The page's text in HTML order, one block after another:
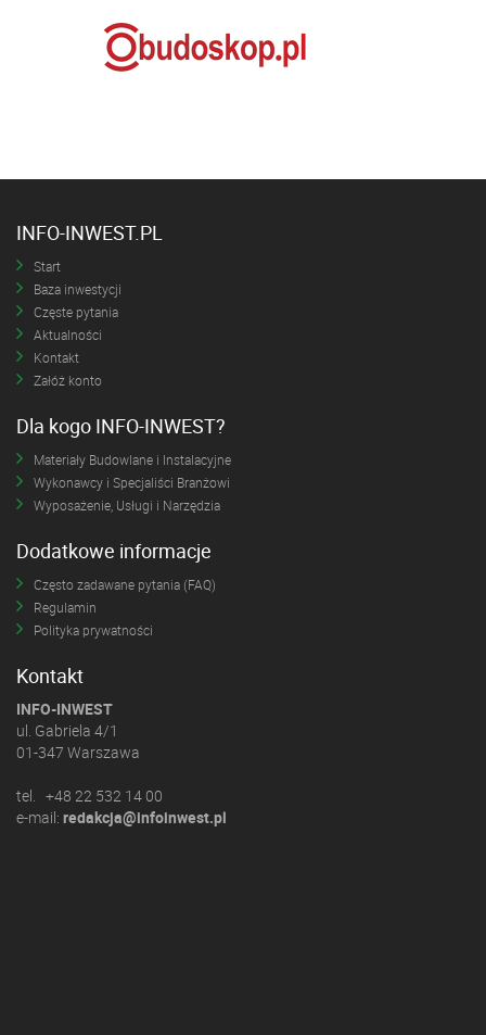
INFO-INWEST.PL
Start
Baza inwestycji
Częste pytania
Aktualności
Kontakt
Załóż konto
Dla kogo INFO-INWEST?
Materiały Budowlane i Instalacyjne
Wykonawcy i Specjaliści Branżowi
Wyposażenie, Usługi i Narzędzia
Dodatkowe informacje
Często zadawane pytania (FAQ)
Regulamin
Polityka prywatności
Kontakt
INFO-INWEST
ul. Gabriela 4/1
01-347 Warszawa
tel. +48 22 532 14 00
e-mail: redakcja@infoinwest.pl